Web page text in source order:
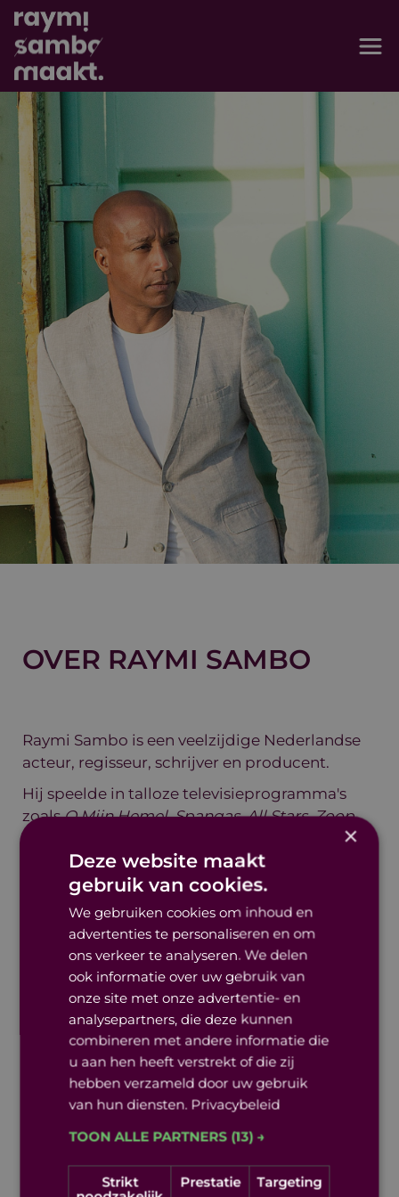
OVER RAYMI SAMBO
Raymi Sambo is een veelzijdige Nederlandse
acteur, regisseur, schrijver en producent.
Hij speelde in talloze televisieprogramma's
zoalsO Mijn Hemel, Spangas, All Stars, Zoop,
Het Klokhuis, Toen was geluk heel gewoonen
De Tijdreiziger. Tevens speelde Raymi in de
All Stars, Don, CheeseenDe Tussentijd
Daarnaast presenteerde hij de
televisieprogramma'sWillem Wever, FF
zoekenenMet vlag en Rimpel.
Ook speelde hij in diverse theaterproducties
The Legendary Children, Amandla!
Mandela, Verhalen voor een Warme
Lentenacht, Rome & Juli's Posse, De Arabier
van AmsterdamenMC Shake.
Raymi is de artistiek leider van theatergroep
maakte hij de succesvolle voorstellingen
Aan Niets Overleden, Op zoek naar Oom Tom,
Ik zeg toch sorryen Gendermonologen.
×
Deze website maakt
gebruik van cookies.
We gebruiken cookies om inhoud en
advertenties te personaliseren en om
ons verkeer te analyseren. We delen
ook informatie over uw gebruik van
onze site met onze advertentie- en
analysepartners, die deze kunnen
combineren met andere informatie die
u aan hen heeft verstrekt of die zij
hebben verzameld door uw gebruik
van hun diensten. Privacybeleid
TOON ALLE PARTNERS (13) →
Strikt
Prestatie Targeting